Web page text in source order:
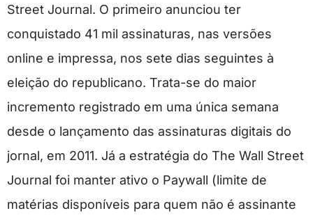
Street Journal. O primeiro anunciou ter
conquistado 41 mil assinaturas, nas versões
online e impressa, nos sete dias seguintes à
eleição do republicano. Trata-se do maior
incremento registrado em uma única semana
desde o lançamento das assinaturas digitais do
jornal, em 2011. Já a estratégia do The Wall Street
Journal foi manter ativo o Paywall (limite de
matérias disponíveis para quem não é assinante